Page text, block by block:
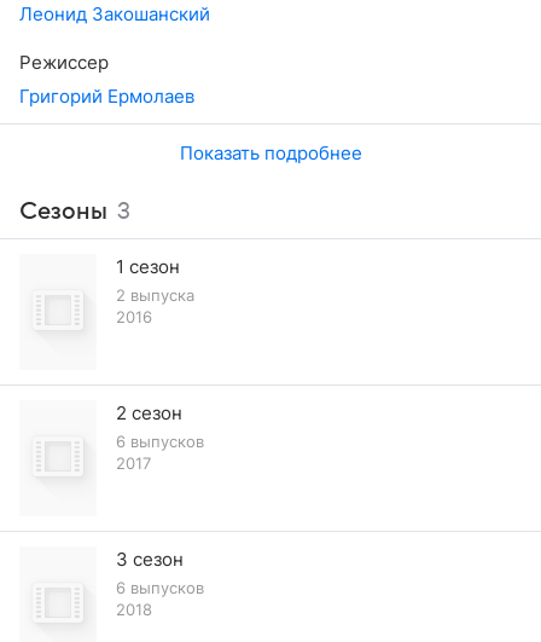
Леонид Закошанский
Режиссер
Григорий Ермолаев
Показать подробнее
Сезоны 3
1 сезон
2 выпуска
2016
2 сезон
6 выпусков
2017
3 сезон
6 выпусков
2018